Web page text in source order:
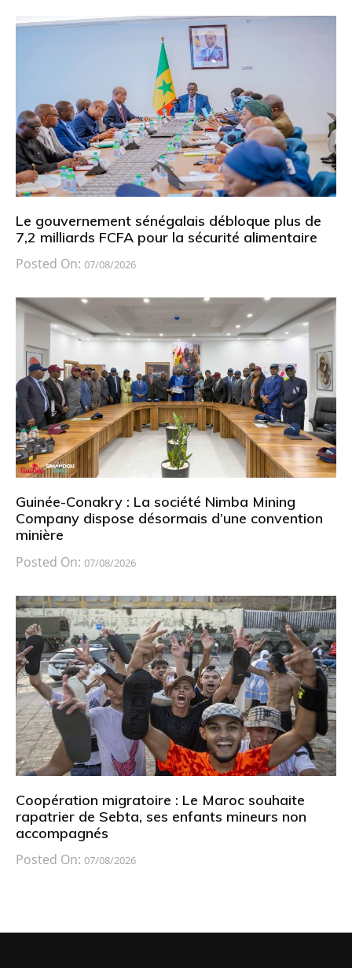
Le gouvernement sénégalais débloque plus de
7,2 milliards FCFA pour la sécurité alimentaire
Posted On: 07/08/2026
Guinée-Conakry : La société Nimba Mining
Company dispose désormais d’une convention
minière
Posted On: 07/08/2026
Coopération migratoire : Le Maroc souhaite
rapatrier de Sebta, ses enfants mineurs non
accompagnés
Posted On: 07/08/2026